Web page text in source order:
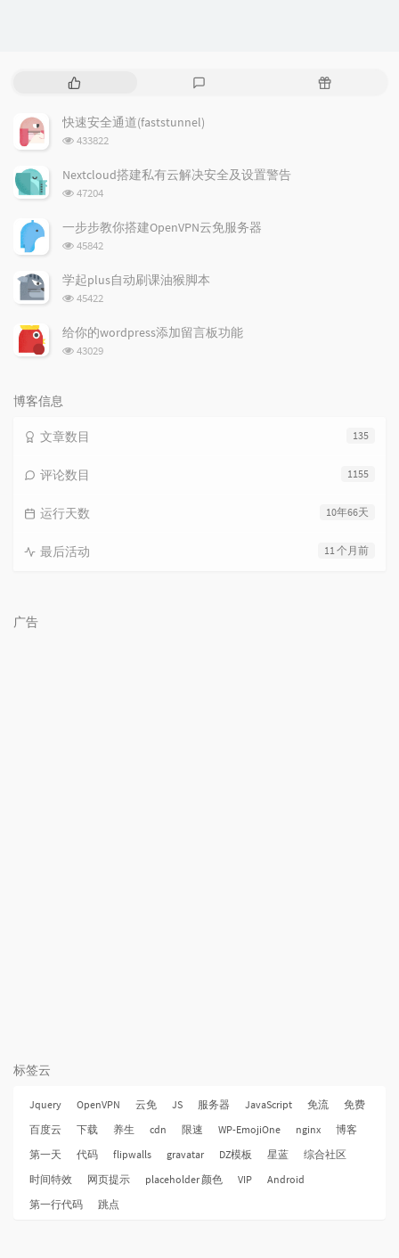
热
文
章
随
快速安全通道(faststunnel)
浏
次
433822
Nextcloud搭建私有云解决安全及设置警告
浏
次
数:
47204
一步步教你搭建OpenVPN云免服务器
浏
次
数:
45842
学起plus自动刷课油猴脚本
浏
次
数:
45422
给你的wordpress添加留言板功能
浏
43029
博客信息
135
文章数目
1155
评论数目
10年66天
运行天数
11 个月前
最后活动
广告
标签云
Jquery OpenVPN 云免 JS 服务器 JavaScript 免流
免费
百度云
下载 养生 cdn 限速 WP-EmojiOne nginx
博客
第一天
代码 flipwalls gravatar DZ模板 星蓝
综合社区
时间特效
网页提示 placeholder 颜色 VIP
Android
第一行代码
跳点